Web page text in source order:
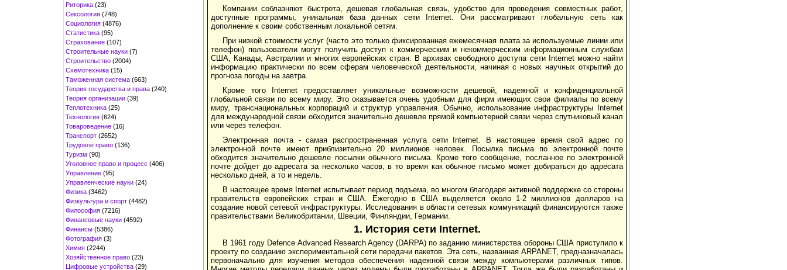
Риторика (23)
Сексология (748)
Социология (4876)
Статистика (95)
Страхование (107)
Строительные науки (7)
Строительство (2004)
Схемотехника (15)
Таможенная система (663)
Теория государства и права (240)
Теория организации (39)
Теплотехника (25)
Технология (624)
Товароведение (16)
Транспорт (2652)
Трудовое право (136)
Туризм (90)
Уголовное право и процесс (406)
Управление (95)
Управленческие науки (24)
Физика (3462)
Физкультура и спорт (4482)
Философия (7216)
Финансовые науки (4592)
Финансы (5386)
Фотография (3)
Химия (2244)
Хозяйственное право (23)
Цифровые устройства (29)
Компании соблазняют быстрота, дешевая глобальная связь, удобство для проведения совместных работ,
доступные программы, уникальная база данных сети Internet. Они рассматривают глобальную сеть как
дополнение к своим собственным локальной сетям.
При низкой стоимости услуг (часто это только фиксированная ежемесячная плата за используемые линии или
телефон) пользователи могут получить доступ к коммерческим и некоммерческим информационным службам
США, Канады, Австралии и многих европейских стран. В архивах свободного доступа сети Internet можно найти
информацию практически по всем сферам человеческой деятельности, начиная с новых научных открытий до
прогноза погоды на завтра.
Кроме того Internet предоставляет уникальные возможности дешевой, надежной и конфиденциальной
глобальной связи по всему миру. Это оказывается очень удобным для фирм имеющих свои филиалы по всему
миру, транснациональных корпораций и структур управления. Обычно, использование инфраструктуры Internet
для международной связи обходится значительно дешевле прямой компьютерной связи через спутниковый канал
или через телефон.
Электронная почта - самая распространенная услуга сети Internet. В настоящее время свой адрес по
электронной почте имеют приблизительно 20 миллионов человек. Посылка письма по электронной почте
обходится значительно дешевле посылки обычного письма. Кроме того сообщение, посланное по электронной
почте дойдет до адресата за несколько часов, в то время как обычное письмо может добираться до адресата
несколько дней, а то и недель.
В настоящее время Internet испытывает период подъема, во многом благодаря активной поддержке со стороны
правительств европейских стран и США. Ежегодно в США выделяется около 1-2 миллионов долларов на
создание новой сетевой инфраструктуры. Исследования в области сетевых коммуникаций финансируются также
правительствами Великобритании, Швеции, Финляндии, Германии.
1. История сети Internet.
В 1961 году Defence Advanced Research Agency (DARPA) по заданию министерства обороны США приступило к
проекту по созданию экспериментальной сети передачи пакетов. Эта сеть, названная ARPANET, предназначалась
первоначально для изучения методов обеспечения надежной связи между компьютерами различных типов.